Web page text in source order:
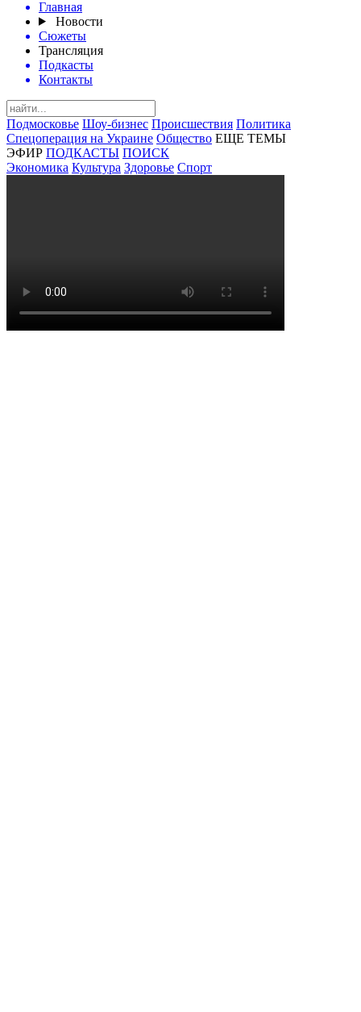
Главная
Новости
Сюжеты
Трансляция
Подкасты
Контакты
Подмосковье Шоу-бизнес Происшествия Политика
Спецоперация на Украине Общество ЕЩЕ ТЕМЫ
ЭФИР ПОДКАСТЫ ПОИСК
Экономика Культура Здоровье Спорт